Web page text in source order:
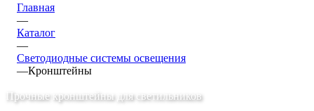
Главная
—
Каталог
—
Светодиодные системы освещения
—Кронштейны
Прочные кронштейны для светильников